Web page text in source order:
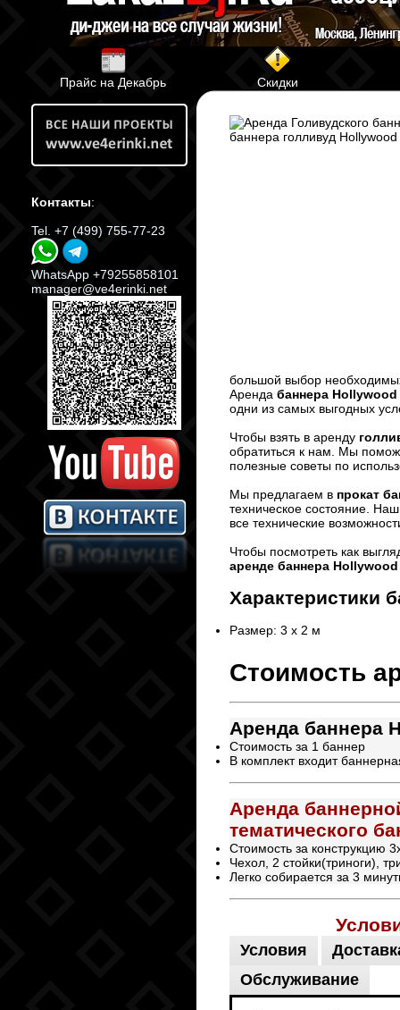
Прайс на Декабрь Скидки
Контакты:
Tel. +7 (499) 755-77-23
WhatsApp +79255858101
manager@ve4erinki.net
большой выбор
Аренда баннера Hollywood
одни из самых выгодных
Чтобы взять в аренду
обратиться к нам. Мы
полезные советы по
Мы предлагаем в прокат
техническое состояние.
все технические
Чтобы посмотреть как
аренде баннера Hollywood
Характеристики
Размер: 3 х 2 м
Стоимость
Аренда баннера
Стоимость за 1 баннер
В комплект входит
Аренда
тематического
Стоимость за конструкцию
Чехол, 2 стойки(триноги),
Легко собирается за 3
Условия
Обслуживание